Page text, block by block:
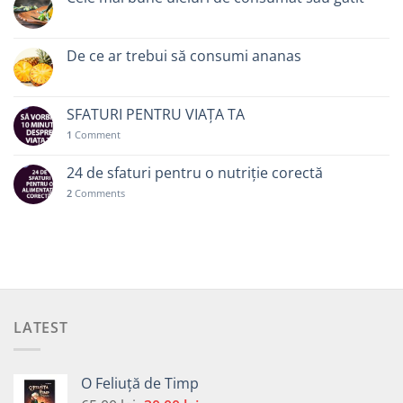
De ce ar trebui să consumi ananas
SFATURI PENTRU VIAȚA TA
1 Comment
24 de sfaturi pentru o nutriție corectă
2 Comments
LATEST
O Feliuță de Timp